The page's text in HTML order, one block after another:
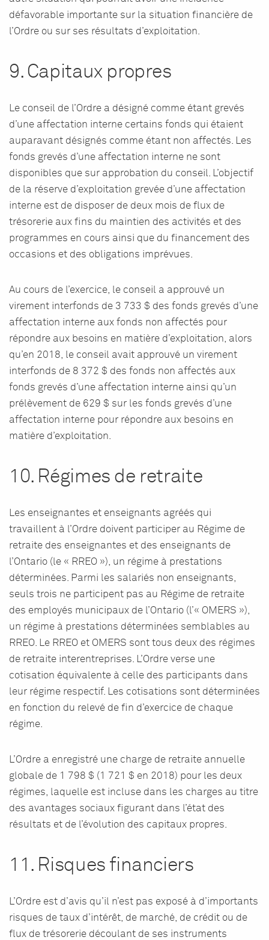
défavorable importante sur la situation financière de
l’Ordre ou sur ses résultats d’exploitation.
9. Capitaux propres
Le conseil de l’Ordre a désigné comme étant grevés
d’une affectation interne certains fonds qui étaient
auparavant désignés comme étant non affectés. Les
fonds grevés d’une affectation interne ne sont
disponibles que sur approbation du conseil. L’objectif
de la réserve d’exploitation grevée d’une affectation
interne est de disposer de deux mois de flux de
trésorerie aux fins du maintien des activités et des
programmes en cours ainsi que du financement des
occasions et des obligations imprévues.
Au cours de l’exercice, le conseil a approuvé un
virement interfonds de 3 733 $ des fonds grevés d’une
affectation interne aux fonds non affectés pour
répondre aux besoins en matière d’exploitation, alors
qu’en 2018, le conseil avait approuvé un virement
interfonds de 8 372 $ des fonds non affectés aux
fonds grevés d’une affectation interne ainsi qu’un
prélèvement de 629 $ sur les fonds grevés d’une
affectation interne pour répondre aux besoins en
matière d’exploitation.
10. Régimes de retraite
Les enseignantes et enseignants agréés qui
travaillent à l’Ordre doivent participer au Régime de
retraite des enseignantes et des enseignants de
l’Ontario (le « RREO »), un régime à prestations
déterminées. Parmi les salariés non enseignants,
seuls trois ne participent pas au Régime de retraite
des employés municipaux de l’Ontario (l’« OMERS »),
un régime à prestations déterminées semblables au
RREO. Le RREO et OMERS sont tous deux des régimes
de retraite interentreprises. L’Ordre verse une
cotisation équivalente à celle des participants dans
leur régime respectif. Les cotisations sont déterminées
en fonction du relevé de fin d’exercice de chaque
régime.
L’Ordre a enregistré une charge de retraite annuelle
globale de 1 798 $ (1 721 $ en 2018) pour les deux
régimes, laquelle est incluse dans les charges au titre
des avantages sociaux figurant dans l’état des
résultats et de l’évolution des capitaux propres.
11. Risques financiers
L’Ordre est d’avis qu’il n’est pas exposé à d’importants
risques de taux d’intérêt, de marché, de crédit ou de
flux de trésorerie découlant de ses instruments